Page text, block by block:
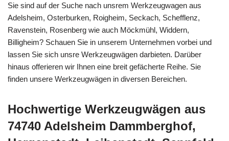
Sie sind auf der Suche nach unsrem Werkzeugwagen aus
Adelsheim, Osterburken, Roigheim, Seckach, Schefflenz,
Ravenstein, Rosenberg wie auch Möckmühl, Widdern,
Billigheim? Schauen Sie in unserem Unternehmen vorbei und
lassen Sie sich unsre Werkzeugwägen darbieten. Darüber
hinaus offerieren wir Ihnen eine breit gefächerte Reihe. Sie
finden unsere Werkzeugwägen in diversen Bereichen.
Hochwertige Werkzeugwägen aus
74740 Adelsheim Dammberghof,